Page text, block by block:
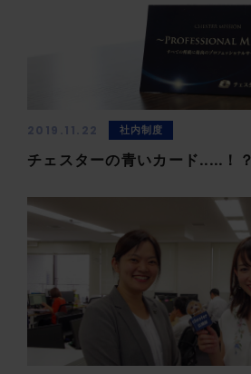
2019.11.22 社内制度
チェスターの青いカード.....！？